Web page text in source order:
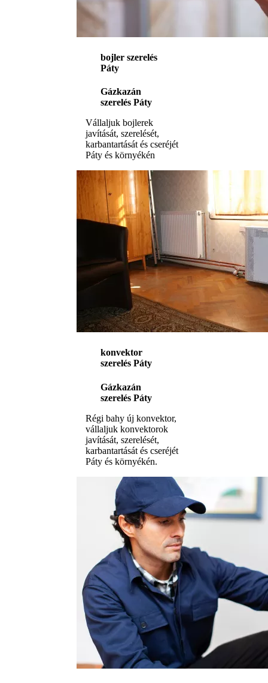
bojler szerelés
Páty
Gázkazán
szerelés Páty
Vállaljuk bojlerek
javítását, szerelését,
karbantartását és cseréjét
Páty és környékén
konvektor
szerelés Páty
Gázkazán
szerelés Páty
Régi bahy új konvektor,
vállaljuk konvektorok
javítását, szerelését,
karbantartását és cseréjét
Páty és környékén.